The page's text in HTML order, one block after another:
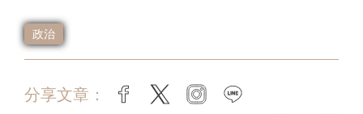
政治
分享文章： facebook
twitter instagram